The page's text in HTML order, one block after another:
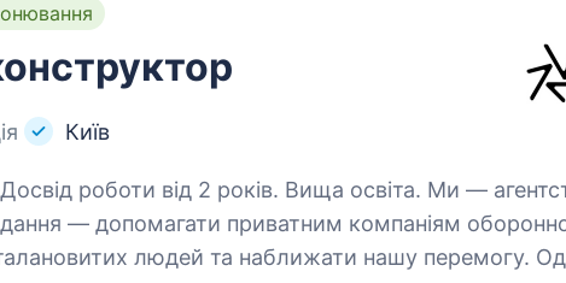
Київ
роботи від 2 років. Вища освіта. Ми — агентство
людей та наближати нашу перемогу. Один